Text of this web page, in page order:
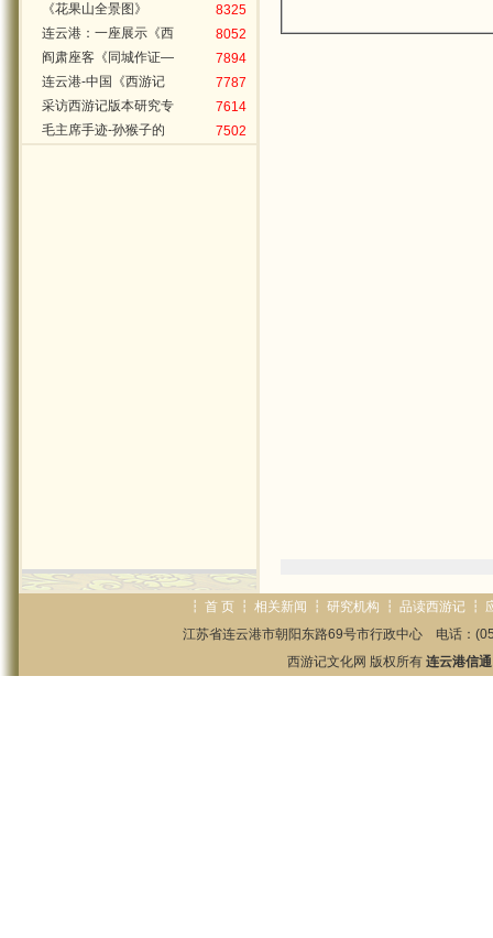
《花果山全景图》
8325
连云港：一座展示《西
8052
阎肃座客《同城作证—
7894
连云港-中国《西游记
7787
采访西游记版本研究专
7614
毛主席手迹-孙猴子的
7502
┇ 首 页 ┇ 相关新闻 ┇ 研究机构 ┇ 品读西游记 ┇
江苏省连云港市朝阳东路69号市行政中心 电话：
西游记文化网 版权所有 连云港信